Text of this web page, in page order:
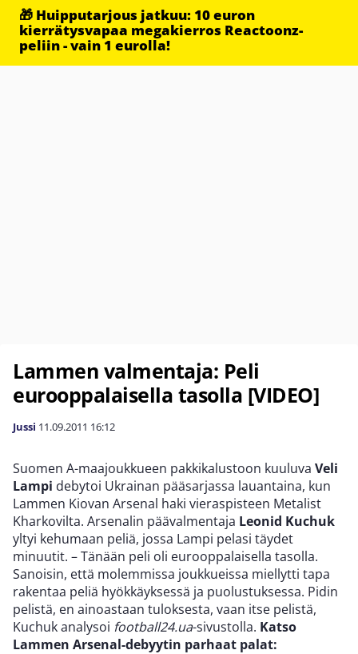
🎁 Huipputarjous jatkuu: 10 euron
kierrätysvapaa megakierros Reactoonz-
peliin - vain 1 eurolla!
Lammen valmentaja: Peli
eurooppalaisella tasolla [VIDEO]
Jussi 11.09.2011 16:12
Suomen A-maajoukkueen pakkikalustoon kuuluva Veli
Lampi debytoi Ukrainan pääsarjassa lauantaina, kun
Lammen Kiovan Arsenal haki vieraspisteen Metalist
Kharkovilta. Arsenalin päävalmentaja Leonid Kuchuk
yltyi kehumaan peliä, jossa Lampi pelasi täydet
minuutit. – Tänään peli oli eurooppalaisella tasolla.
Sanoisin, että molemmissa joukkueissa miellytti tapa
rakentaa peliä hyökkäyksessä ja puolustuksessa. Pidin
pelistä, en ainoastaan tuloksesta, vaan itse pelistä,
Kuchuk analysoi football24.ua-sivustolla. Katso
Lammen Arsenal-debyytin parhaat palat: